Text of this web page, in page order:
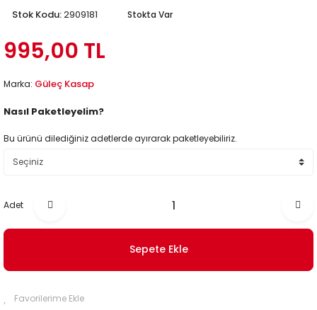
Stok Kodu:2909181 Stokta Var
995,00 TL
Marka: Güleç Kasap
Nasıl Paketleyelim?
Bu ürünü dilediğiniz adetlerde ayırarak paketleyebiliriz.
Adet
Sepete Ekle